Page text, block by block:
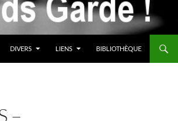
DIVERS LIENS BIBLIOTHÈQUE
–